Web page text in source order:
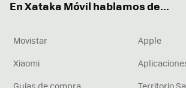
En Xataka Móvil hablamos de...
Movistar
Apple
Xiaomi
Guías de compra
Territorio